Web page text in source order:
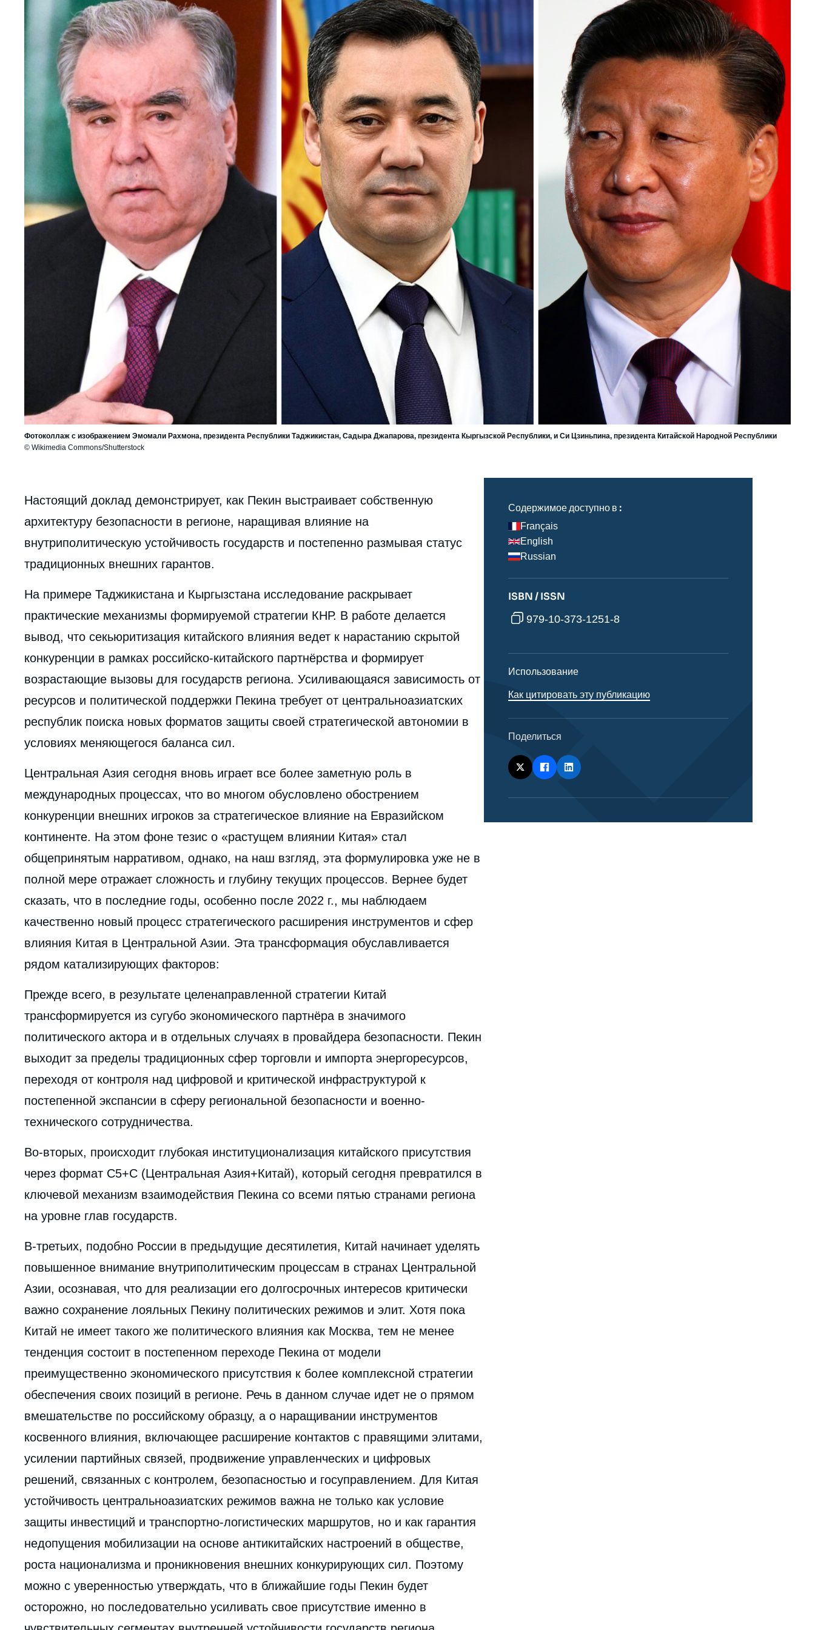
Фотоколлаж с изображением Эмомали Рахмона, президента Республики Таджикистан, Садыра Джапарова, президента Кыргызской Республики, и Си Цзиньпина, президента Китайской Народной Республики
© Wikimedia Commons/Shutterstock
body
Настоящий доклад демонстрирует, как Пекин выстраивает собственную
архитектуру безопасности в регионе, наращивая влияние на
внутриполитическую устойчивость государств и постепенно размывая статус
традиционных внешних гарантов.
На примере Таджикистана и Кыргызстана исследование раскрывает
практические механизмы формируемой стратегии КНР. В работе делается
вывод, что секьюритизация китайского влияния ведет к нарастанию скрытой
конкуренции в рамках российско-китайского партнёрства и формирует
возрастающие вызовы для государств региона. Усиливающаяся зависимость от
ресурсов и политической поддержки Пекина требует от центральноазиатских
республик поиска новых форматов защиты своей стратегической автономии в
условиях меняющегося баланса сил.
Центральная Азия сегодня вновь играет все более заметную роль в
международных процессах, что во многом обусловлено обострением
конкуренции внешних игроков за стратегическое влияние на Евразийском
континенте. На этом фоне тезис о «растущем влиянии Китая» стал
общепринятым нарративом, однако, на наш взгляд, эта формулировка уже не в
полной мере отражает сложность и глубину текущих процессов. Вернее будет
сказать, что в последние годы, особенно после 2022 г., мы наблюдаем
качественно новый процесс стратегического расширения инструментов и сфер
влияния Китая в Центральной Азии. Эта трансформация обуславливается
рядом катализирующих факторов:
Прежде всего, в результате целенаправленной стратегии Китай
трансформируется из сугубо экономического партнёра в значимого
политического актора и в отдельных случаях в провайдера безопасности. Пекин
выходит за пределы традиционных сфер торговли и импорта энергоресурсов,
переходя от контроля над цифровой и критической инфраструктурой к
постепенной экспансии в сферу региональной безопасности и военно-
технического сотрудничества.
Во-вторых, происходит глубокая институционализация китайского присутствия
через формат С5+С (Центральная Азия+Китай), который сегодня превратился в
ключевой механизм взаимодействия Пекина со всеми пятью странами региона
на уровне глав государств.
В-третьих, подобно России в предыдущие десятилетия, Китай начинает уделять
повышенное внимание внутриполитическим процессам в странах Центральной
Азии, осознавая, что для реализации его долгосрочных интересов критически
важно сохранение лояльных Пекину политических режимов и элит. Хотя пока
Китай не имеет такого же политического влияния как Москва, тем не менее
тенденция состоит в постепенном переходе Пекина от модели
преимущественно экономического присутствия к более комплексной стратегии
обеспечения своих позиций в регионе. Речь в данном случае идет не о прямом
вмешательстве по российскому образцу, а о наращивании инструментов
косвенного влияния, включающее расширение контактов с правящими элитами,
усилении партийных связей, продвижение управленческих и цифровых
решений, связанных с контролем, безопасностью и госуправлением. Для Китая
устойчивость центральноазиатских режимов важна не только как условие
защиты инвестиций и транспортно-логистических маршрутов, но и как гарантия
недопущения мобилизации на основе антикитайских настроений в обществе,
роста национализма и проникновения внешних конкурирующих сил. Поэтому
можно с уверенностью утверждать, что в ближайшие годы Пекин будет
осторожно, но последовательно усиливать свое присутствие именно в
Содержимое доступно в :
Français
English
Russian
ISBN / ISSN
979-10-373-1251-8
Использование
Как цитировать эту публикацию
Поделиться
Image
de
couverture
de
publication
Роллан ИСМАИЛ, « Китай в Кыргызстане и
Таджикистане: от экономического присутствия к
Russie.Eurasie.Visions, Ifri, 6 июля 2026.
Копировать